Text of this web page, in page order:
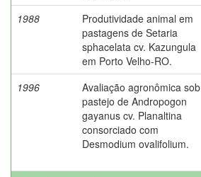
1988
Produtividade animal em
pastagens de Setaria
sphacelata cv. Kazungula
em Porto Velho-RO.
1996
Avaliação agronômica sob
pastejo de Andropogon
gayanus cv. Planaltina
consorciado com
Desmodium ovalifolium.